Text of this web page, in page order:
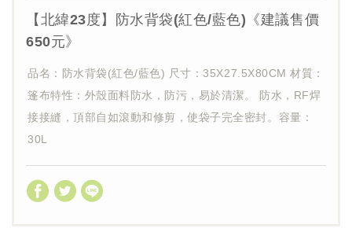
【北緯23度】防水背袋(紅色/藍色)《建議售價
650元》
品名：防水背袋(紅色/藍色) 尺寸：35X27.5X80CM 材質：
篷布特性：外殼面料防水，防污，易於清潔。 防水，RF焊
接接縫，頂部自如滾動和修剪，使袋子完全密封。 ​​​​​​​容量：
30L